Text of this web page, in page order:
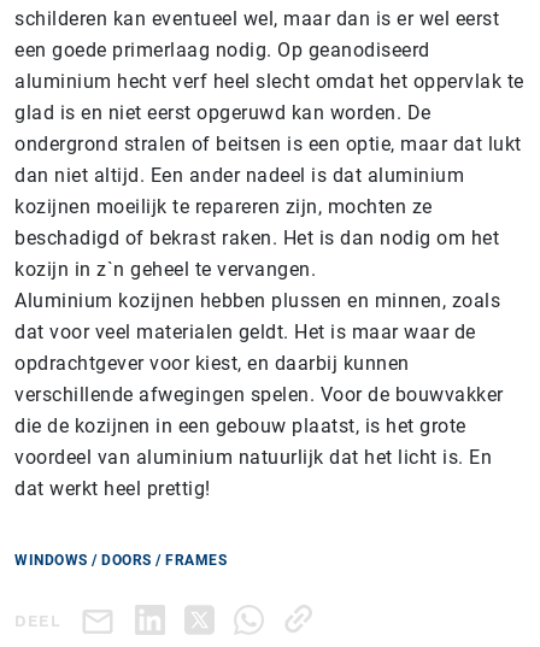
schilderen kan eventueel wel, maar dan is er wel eerst
een goede primerlaag nodig. Op geanodiseerd
aluminium hecht verf heel slecht omdat het oppervlak te
glad is en niet eerst opgeruwd kan worden. De
ondergrond stralen of beitsen is een optie, maar dat lukt
dan niet altijd. Een ander nadeel is dat aluminium
kozijnen moeilijk te repareren zijn, mochten ze
beschadigd of bekrast raken. Het is dan nodig om het
kozijn in z`n geheel te vervangen.
Aluminium kozijnen hebben plussen en minnen, zoals
dat voor veel materialen geldt. Het is maar waar de
opdrachtgever voor kiest, en daarbij kunnen
verschillende afwegingen spelen. Voor de bouwvakker
die de kozijnen in een gebouw plaatst, is het grote
voordeel van aluminium natuurlijk dat het licht is. En
dat werkt heel prettig!
WINDOWS / DOORS / FRAMES
DEEL